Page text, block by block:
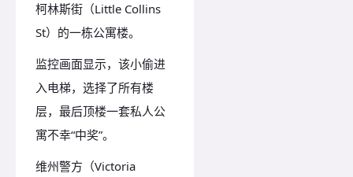
柯林斯街（Little Collins
St）的一栋公寓楼。
监控画面显示，该小偷进
入电梯，选择了所有楼
层，最后顶楼一套私人公
寓不幸“中奖”。
维州警方（Victoria